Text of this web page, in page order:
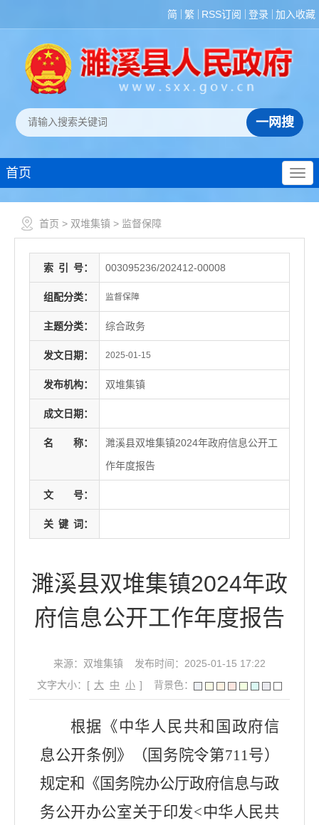
简 繁 RSS订阅 登录 加入收藏
首页
首页 > 双堆集镇 > 监督保障
索 引 号： 003095236/202412-00008
组配分类： 监督保障
主题分类： 综合政务
发文日期： 2025-01-15
发布机构： 双堆集镇
成文日期：
名 称：
濉溪县双堆集镇2024年政府信息公开工
作年度报告
文 号：
关 键 词：
濉溪县双堆集镇2024年政
府信息公开工作年度报告
来源：双堆集镇
发布时间：2025-01-15 17:22
文字大小：[ 大 中 小 ] 背景色：
根据《中华人民共和国政府信
息公开条例》（国务院令第711号）
规定和《国务院办公厅政府信息与政
务公开办公室关于印发<中华人民共